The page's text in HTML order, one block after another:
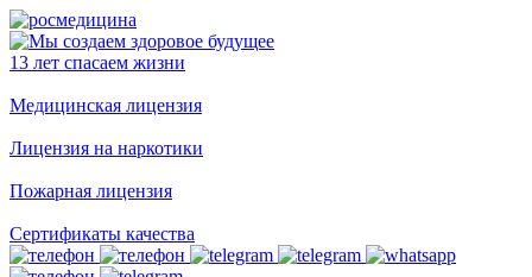
13 лет спасаем жизни
Медицинская лицензия
Лицензия на наркотики
Пожарная лицензия
Сертификаты качества